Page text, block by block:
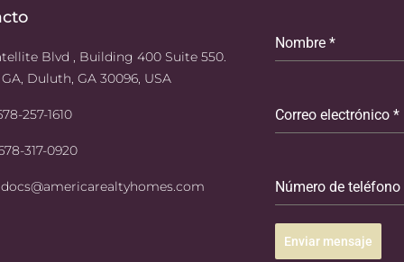
Blvd , Building 400 Suite 550.
Duluth, GA 30096, USA
257-1610
317-0920
Nombre *
Correo electrónico *
Número de teléfono
Enviar mensaje